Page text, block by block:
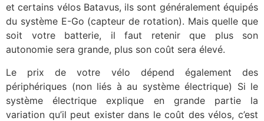
et certains vélos Batavus, ils sont généralement équipés
du système E-Go (capteur de rotation). Mais quelle que
soit votre batterie, il faut retenir que plus son
autonomie sera grande, plus son coût sera élevé.
Le prix de votre vélo dépend également des
périphériques (non liés à au système électrique) Si le
système électrique explique en grande partie la
variation qu’il peut exister dans le coût des vélos, c’est